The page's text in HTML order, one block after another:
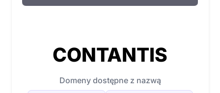
CONTANTIS
Domeny dostępne z nazwą